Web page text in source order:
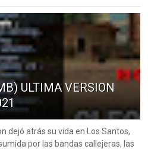
ULTIMA VERSION
dejó atrás su vida en Los Santos,
por las bandas callejeras, las